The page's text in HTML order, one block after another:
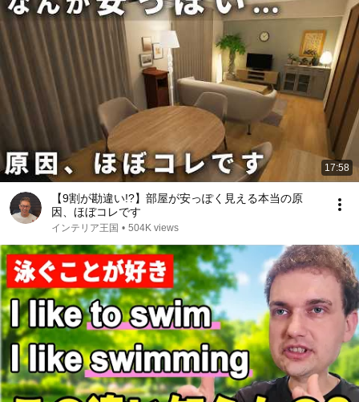
17:58
【9割が勘違い!?】部屋が安っぽく見える本当の原
因、ほぼコレです
インテリア王国 • 504K views